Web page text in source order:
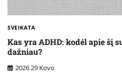
SVEIKATA
Kas yra ADHD: kodėl apie šį
dažniau?
2026 29 Kovo